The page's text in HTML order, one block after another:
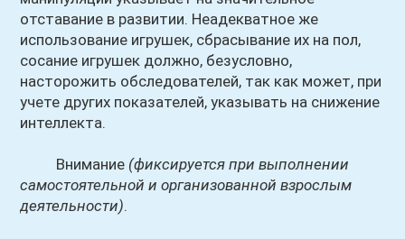
отставание в развитии. Неадекватное же
использование игрушек, сбрасывание их на пол,
сосание игрушек должно, безусловно,
насторожить обследователей, так как может, при
учете других показателей, указывать на снижение
интеллекта.
Внимание (фиксируется при выполнении
самостоятельной и организованной взрослым
деятельности).